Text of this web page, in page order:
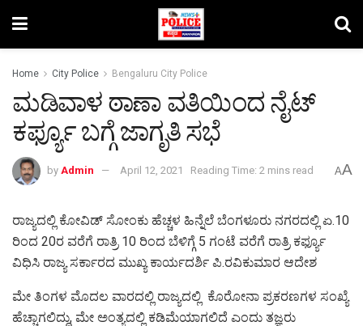
Home City Police Bengaluru City Police
ಮಡಿವಾಳ ಠಾಣಾ ವತಿಯಿಂದ ನೈಟ್
ಕರ್ಫ್ಯೂ ಬಗ್ಗೆ ಜಾಗೃತಿ ಸಭೆ
by Admin April 12, 2021 Reading Time: 2 mins read AA
ರಾಜ್ಯದಲ್ಲಿ ಕೋವಿಡ್ ಸೋಂಕು ಹೆಚ್ಚಳ ಹಿನ್ನೆಲೆ ಬೆಂಗಳೂರು ನಗರದಲ್ಲಿ ಏ.10
ರಿಂದ‌ 20ರ ವರೆಗೆ ರಾತ್ರಿ 10 ರಿಂದ ಬೆಳಿಗ್ಗೆ 5 ಗಂಟೆ ವರೆಗೆ ರಾತ್ರಿ ಕರ್ಫ್ಯೂ
ವಿಧಿಸಿ ರಾಜ್ಯ ಸರ್ಕಾರದ ಮುಖ್ಯ ಕಾರ್ಯದರ್ಶಿ ಪಿ.ರವಿಕುಮಾರ ಆದೇಶ
ಮೇ ತಿಂಗಳ ಮೊದಲ ವಾರದಲ್ಲಿ ರಾಜ್ಯದಲ್ಲಿ ಕೊರೋನಾ ಪ್ರಕರಣಗಳ ಸಂಖ್ಯೆ
ಹೆಚ್ಚಾಗಲಿದ್ದು, ಮೇ ಅಂತ್ಯದಲ್ಲಿ ಕಡಿಮೆಯಾಗಲಿದೆ ಎಂದು ತಜ್ಞರು